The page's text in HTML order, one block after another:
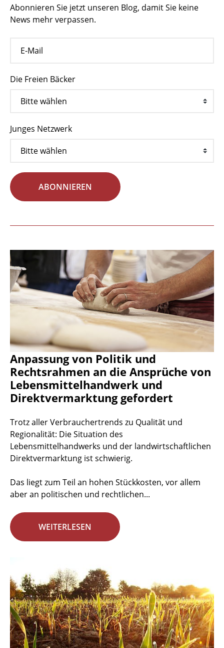
Abonnieren Sie jetzt unseren Blog, damit Sie keine
News mehr verpassen.
Die Freien Bäcker
Junges Netzwerk
ABONNIEREN
Anpassung von Politik und
Rechtsrahmen an die Ansprüche von
Lebensmittelhandwerk und
Direktvermarktung gefordert
Trotz aller Verbrauchertrends zu Qualität und
Regionalität: Die Situation des
Lebensmittelhandwerks und der landwirtschaftlichen
Direktvermarktung ist schwierig.
Das liegt zum Teil an hohen Stückkosten, vor allem
aber an politischen und rechtlichen...
WEITERLESEN